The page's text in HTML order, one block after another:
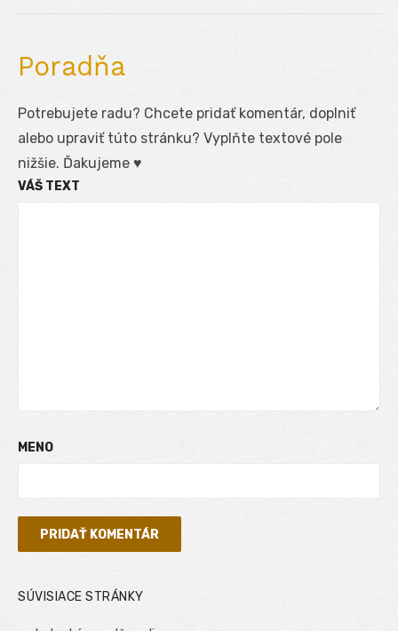
Poradňa
Potrebujete radu? Chcete pridať komentár, doplniť
alebo upraviť túto stránku? Vyplňte textové pole
nižšie. Ďakujeme ♥
VÁŠ TEXT
MENO
SÚVISIACE STRÁNKY